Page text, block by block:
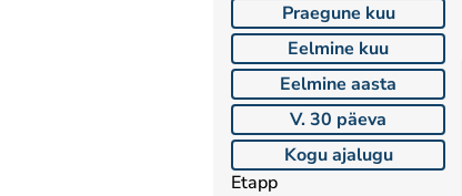
Praegune kuu
Eelmine kuu
Eelmine aasta
V. 30 päeva
Kogu ajalugu
Etapp